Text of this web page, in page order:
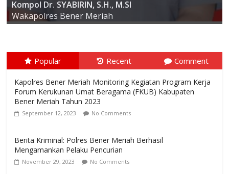
AKBP ARIS CAI DWI SUSANTO S.I.K., M.I.K
Kapolres Bener Meriah
Kompol Dr. SYABIRIN, S.H., M.SI
Wakapolres Bener Meriah
Popular Recent Comment
Kapolres Bener Meriah Monitoring Kegiatan Program Kerja
Forum Kerukunan Umat Beragama (FKUB) Kabupaten
Bener Meriah Tahun 2023
September 12, 2023 No Comments
Berita Kriminal: Polres Bener Meriah Berhasil
Mengamankan Pelaku Pencurian
November 29, 2023 No Comments